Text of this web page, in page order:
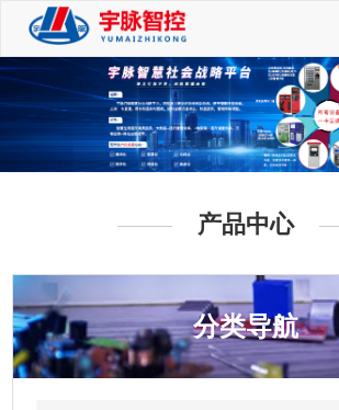
产品中心
分类导航